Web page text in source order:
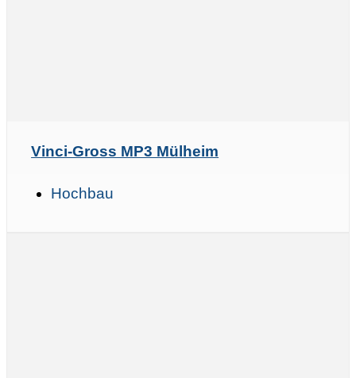
Vinci-Gross MP3 Mülheim
Hochbau